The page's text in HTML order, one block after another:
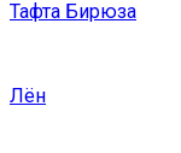
Тафта Бирюза
Лён